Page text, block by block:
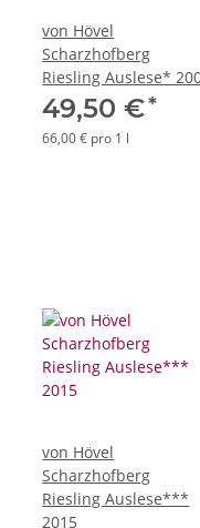
von Hövel
Scharzhofberg
Riesling Auslese*
49,50 €*
66,00 € pro 1 l
von Hövel
Scharzhofberg
Riesling Auslese***
2015